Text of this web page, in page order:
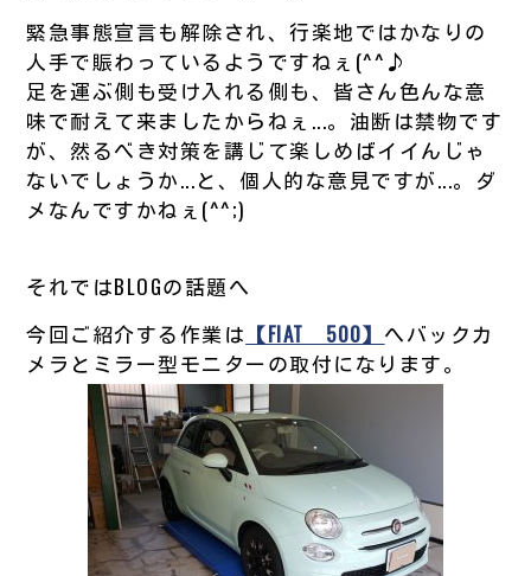
緊急事態宣言も解除され、行楽地ではかなりの
人手で賑わっているようですねぇ(^^♪
足を運ぶ側も受け入れる側も、皆さん色んな意
味で耐えて来ましたからねぇ...。油断は禁物です
が、然るべき対策を講じて楽しめばイイんじゃ
ないでしょうか...と、個人的な意見ですが...。ダ
メなんですかねぇ(^^;)
それではBLOGの話題へ
今回ご紹介する作業は 【FIAT 500】 へバックカ
メラとミラー型モニターの取付になります。